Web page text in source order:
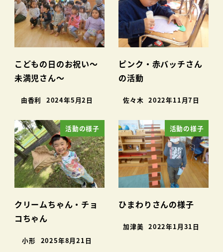
こどもの日のお祝い～
未満児さん～
由香利 2024年5月2日
ピンク・赤バッチさん
の活動
佐々木 2022年11月7日
活動の様子
クリームちゃん・チョ
コちゃん
小形 2025年8月21日
活動の様子
ひまわりさんの様子
加津美 2022年1月31日